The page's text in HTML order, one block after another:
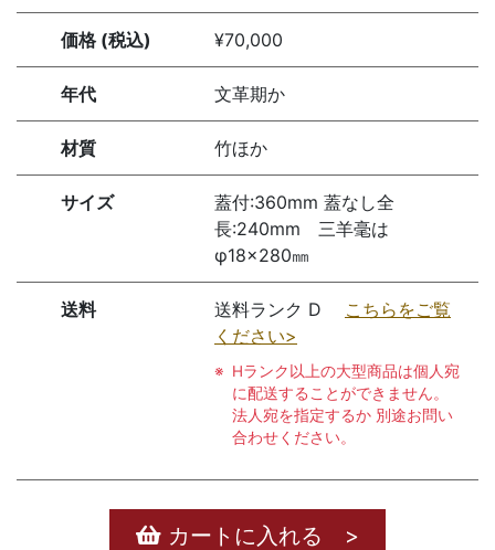
価格 (税込) ¥70,000
年代 文革期か
材質 竹ほか
サイズ
蓋付:360mm 蓋なし全
長:240mm 三羊毫は
φ18×280㎜
送料 送料ランク D こちらをご覧
ください>
Hランク以上の大型商品は個人宛
に配送することができません。
法人宛を指定するか 別途お問い
合わせください。
カートに入れる >